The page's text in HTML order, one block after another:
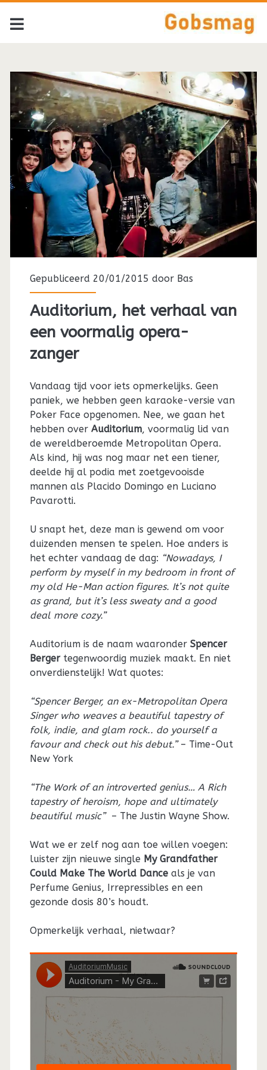
Tag:
<span>Spencer
Berger</span>
Gepubliceerd 20/01/2015 door Bas
Auditorium, het verhaal van
een voormalig opera-
zanger
Vandaag tijd voor iets opmerkelijks. Geen
paniek, we hebben geen karaoke-versie van
Poker Face opgenomen. Nee, we gaan het
hebben over Auditorium, voormalig lid van
de wereldberoemde Metropolitan Opera.
Als kind, hij was nog maar net een tiener,
deelde hij al podia met zoetgevooisde
mannen als Placido Domingo en Luciano
Pavarotti.
U snapt het, deze man is gewend om voor
duizenden mensen te spelen. Hoe anders is
het echter vandaag de dag: “Nowadays, I
perform by myself in my bedroom in front of
my old He-Man action figures. It’s not quite
as grand, but it’s less sweaty and a good
deal more cozy.”
Auditorium is de naam waaronder Spencer
Bergertegenwoordig muziek maakt. En niet
onverdienstelijk! Wat quotes:
“Spencer Berger, an ex-Metropolitan Opera
Singer who weaves a beautiful tapestry of
folk, indie, and glam rock.. do yourself a
favour and check out his debut.”– Time-Out
New York
“The Work of an introverted genius… A Rich
tapestry of heroism, hope and ultimately
beautiful music” – The Justin Wayne Show.
Wat we er zelf nog aan toe willen voegen:
luister zijn nieuwe single My Grandfather
Could Make The World Danceals je van
Perfume Genius, Irrepressibles en een
gezonde dosis 80’s houdt.
Opmerkelijk verhaal, nietwaar?